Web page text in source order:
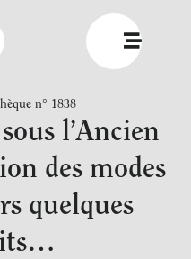
n° 1838
l’Ancien
des modes
quelques